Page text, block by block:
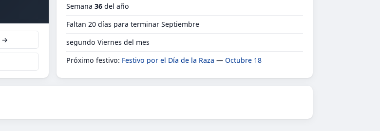
→
Semana 36 del año
Faltan 20 días para terminar Septiembre
segundo Viernes del mes
Próximo festivo: Festivo por el Día de la Raza — Octubre 18